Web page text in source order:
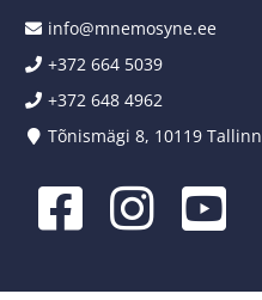
info@mnemosyne.ee
+372 664 5039
+372 648 4962
Tõnismägi 8, 10119 Tallinn